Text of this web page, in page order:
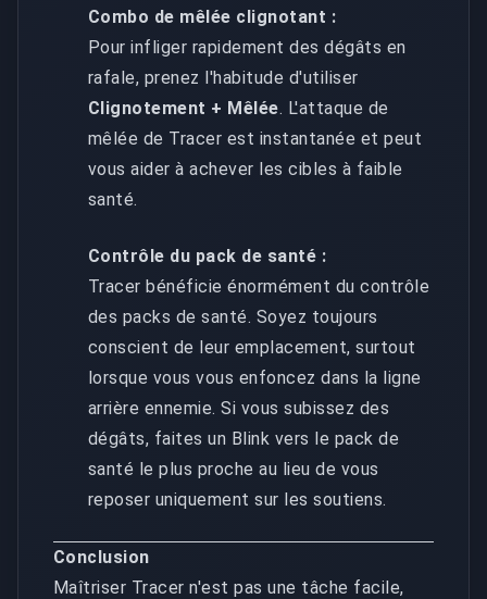
Combo de mêlée clignotant :
Pour infliger rapidement des dégâts en
rafale, prenez l'habitude d'utiliser
Clignotement + Mêlée. L'attaque de
mêlée de Tracer est instantanée et peut
vous aider à achever les cibles à faible
santé.
Contrôle du pack de santé :
Tracer bénéficie énormément du contrôle
des packs de santé. Soyez toujours
conscient de leur emplacement, surtout
lorsque vous vous enfoncez dans la ligne
arrière ennemie. Si vous subissez des
dégâts, faites un Blink vers le pack de
santé le plus proche au lieu de vous
reposer uniquement sur les soutiens.
Conclusion
Maîtriser Tracer n'est pas une tâche facile,